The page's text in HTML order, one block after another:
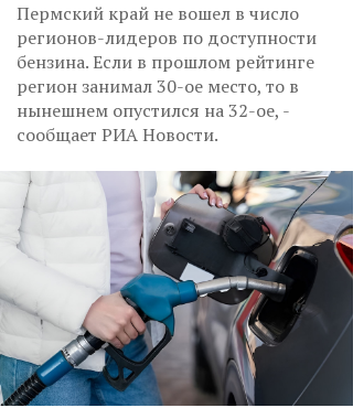
Пермский край не вошел в число
регионов-лидеров по доступности
бензина. Если в прошлом рейтинге
регион занимал 30-ое место, то в
нынешнем опустился на 32-ое, -
сообщает РИА Новости.